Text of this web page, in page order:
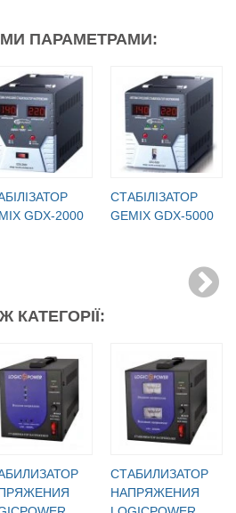
ПАРАМЕТРАМИ:
GDX-2000
СТАБІЛІЗАТОР
GEMIX GDX-5000
КАТЕГОРІЇ:
СТАБИЛИЗАТОР
НАПРЯЖЕНИЯ